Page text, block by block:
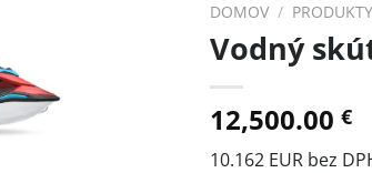
DOMOV / PRODUKTY
Vodný
12,500.00 €
10.162 EUR bez